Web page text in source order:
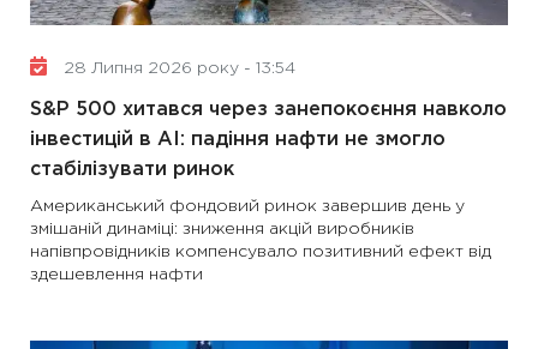
28 Липня 2026 року - 13:54
S&P 500 хитався через занепокоєння навколо
інвестицій в AI: падіння нафти не змогло
стабілізувати ринок
Американський фондовий ринок завершив день у
змішаній динаміці: зниження акцій виробників
напівпровідників компенсувало позитивний ефект від
здешевлення нафти